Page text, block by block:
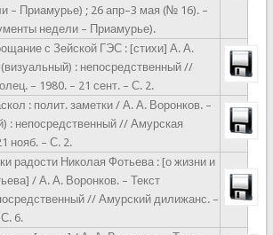
– Приамурье) ; 26 апр–3 мая (№ 16). –
недели – Приамурье).
с Зейской ГЭС : [стихи] А. А.
(визуальный) : непосредственный //
– 1980. – 21 сент. – С. 2.
: полит. заметки / А. А. Воронков. –
: непосредственный // Амурская
нояб. – С. 2.
радости Николая Фотьева : [о жизни и
/ А. А. Воронков. – Текст
// Амурский дилижанс. –
6.